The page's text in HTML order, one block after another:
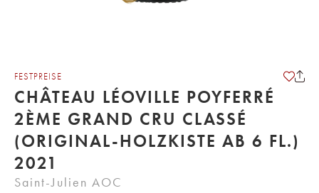
FESTPREISE
CHÂTEAU LÉOVILLE POYFERRÉ
2ÈME GRAND CRU CLASSÉ
(ORIGINAL-HOLZKISTE AB 6 FL.)
2021
Saint-Julien AOC